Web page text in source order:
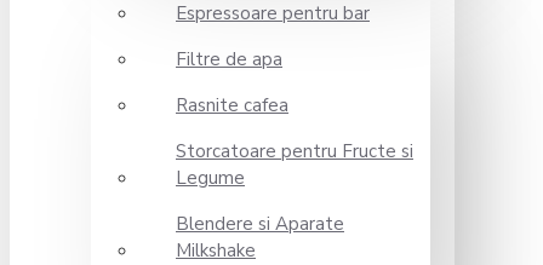
Espressoare pentru bar
Filtre de apa
Rasnite cafea
Storcatoare pentru Fructe si
Legume
Blendere si Aparate
Milkshake